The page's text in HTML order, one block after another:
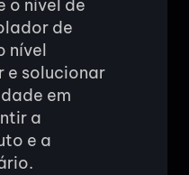
o nível de
de
nível
e solucionar
em
a
e a